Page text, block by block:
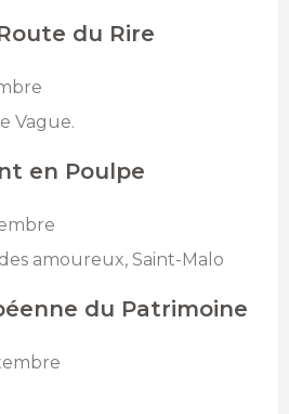
du Rire
Vague.
en Poulpe
amoureux, Saint-Malo
du Patrimoine